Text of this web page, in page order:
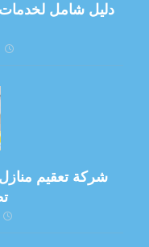
دليل شامل